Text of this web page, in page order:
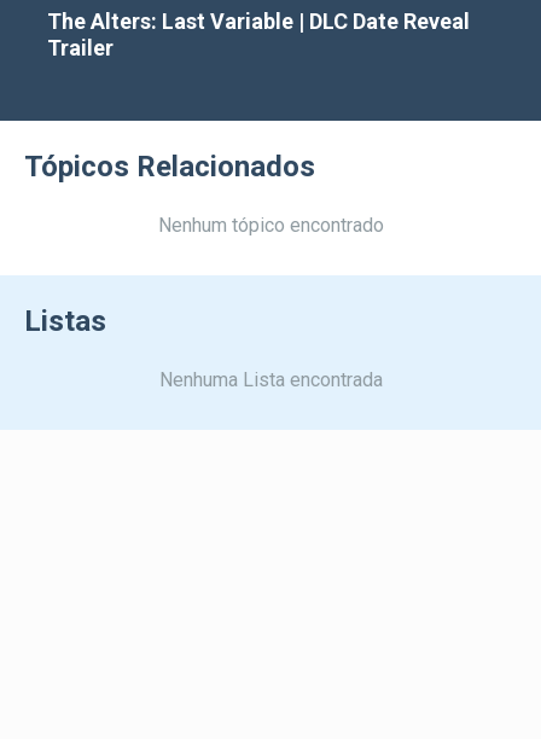
The Alters: Last Variable | DLC Date Reveal
Trailer
Tópicos Relacionados
Nenhum tópico encontrado
Listas
Nenhuma Lista encontrada